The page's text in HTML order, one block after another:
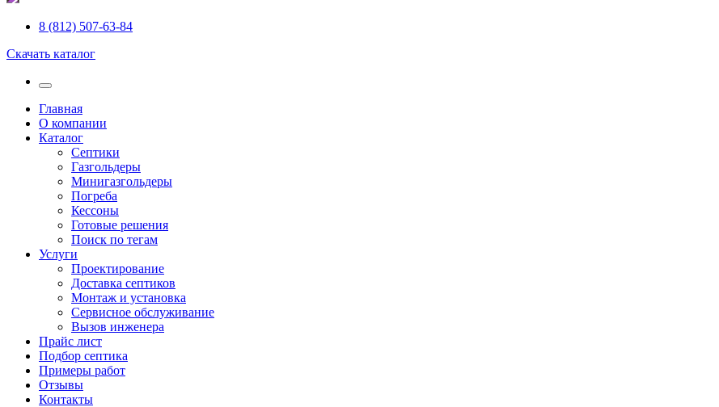
8 (812) 507-63-84
Скачать каталог
Главная
О компании
Каталог
Септики
Газгольдеры
Минигазгольдеры
Погреба
Кессоны
Готовые решения
Поиск по тегам
Услуги
Проектирование
Доставка септиков
Монтаж и установка
Сервисное обслуживание
Вызов инженера
Прайс лист
Подбор септика
Примеры работ
Отзывы
Контакты